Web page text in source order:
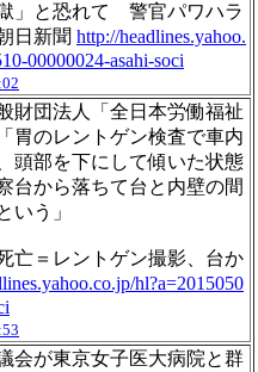
」と恐れて 警官パワハラ
日新聞 http://headlines.yahoo.
00000024-asahi-soci
財団法人「全日本労働福祉
胃のレントゲン検査で車内
頭部を下にして傾いた状態
台から落ちて台と内壁の間
いう」
亡＝レントゲン撮影、台か
hl?a=2015050
会が東京女子医大病院と群